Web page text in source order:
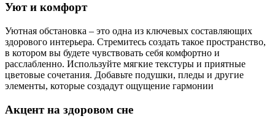
Уют и комфорт
Уютная обстановка – это одна из ключевых составляющих
здорового интерьера. Стремитесь создать такое пространство,
в котором вы будете чувствовать себя комфортно и
расслабленно. Используйте мягкие текстуры и приятные
цветовые сочетания. Добавьте подушки, пледы и другие
элементы, которые создадут ощущение гармонии
Акцент на здоровом сне